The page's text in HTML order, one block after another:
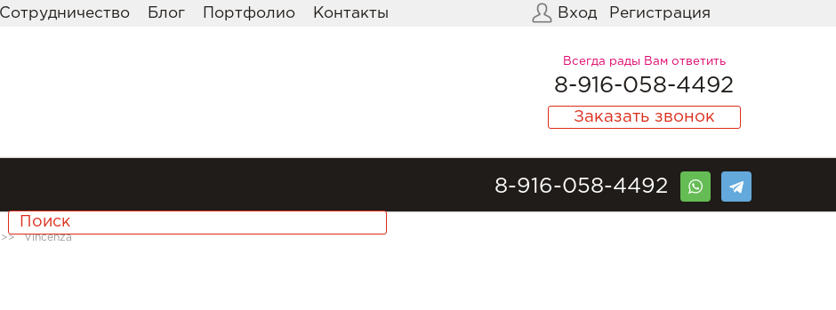
Сотрудничество Блог Портфолио Контакты Вход Регистрация
Всегда рады Вам ответить
8-916-058-4492
Заказать звонок
8-916-058-4492
>> Vincenza